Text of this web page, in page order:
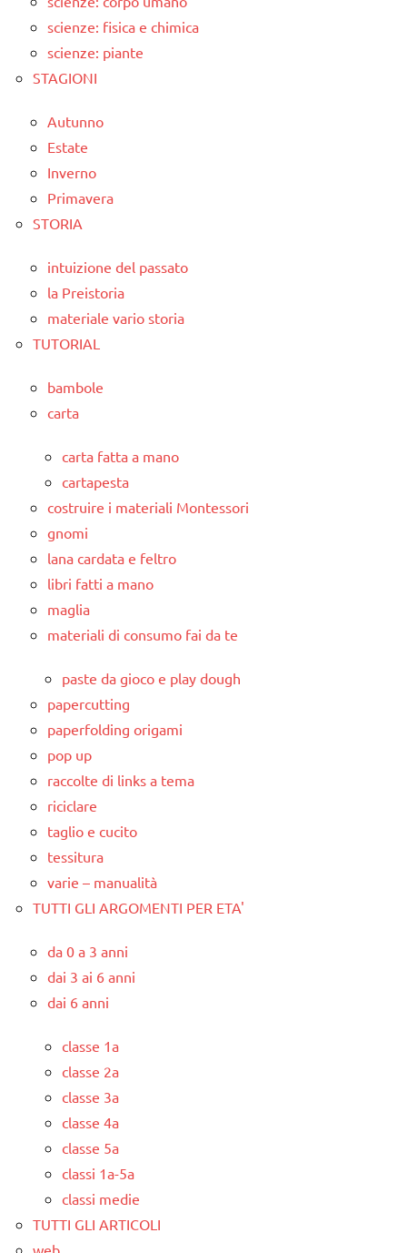
scienze: fisica e chimica
scienze: piante
STAGIONI
Autunno
Estate
Inverno
Primavera
STORIA
intuizione del passato
la Preistoria
materiale vario storia
TUTORIAL
bambole
carta
carta fatta a mano
cartapesta
costruire i materiali Montessori
gnomi
lana cardata e feltro
libri fatti a mano
maglia
materiali di consumo fai da te
paste da gioco e play dough
papercutting
paperfolding origami
pop up
raccolte di links a tema
riciclare
taglio e cucito
tessitura
varie – manualità
TUTTI GLI ARGOMENTI PER ETA'
da 0 a 3 anni
dai 3 ai 6 anni
dai 6 anni
classe 1a
classe 2a
classe 3a
classe 4a
classe 5a
classi 1a-5a
classi medie
TUTTI GLI ARTICOLI